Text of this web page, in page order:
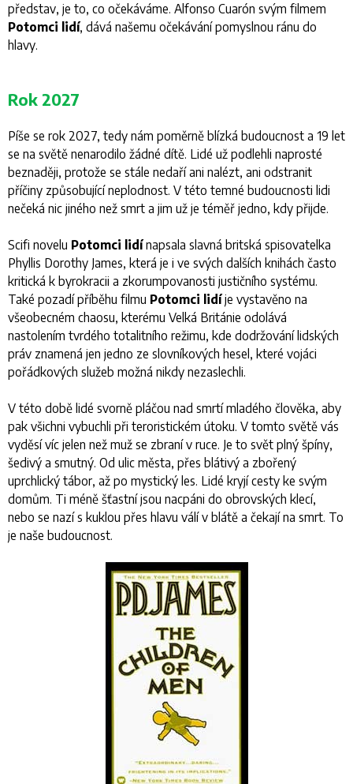
představ, je to, co očekáváme. Alfonso Cuarón svým filmem
Potomci lidí, dává našemu očekávání pomyslnou ránu do
hlavy.
Rok 2027
Píše se rok 2027, tedy nám poměrně blízká budoucnost a 19 let
se na světě nenarodilo žádné dítě. Lidé už podlehli naprosté
beznaději, protože se stále nedaří ani nalézt, ani odstranit
příčiny způsobující neplodnost. V této temné budoucnosti lidi
nečeká nic jiného než smrt a jim už je téměř jedno, kdy přijde.
Scifi novelu Potomci lidínapsala slavná britská spisovatelka
Phyllis Dorothy James, která je i ve svých dalších knihách často
kritická k byrokracii a zkorumpovanosti justičního systému.
Také pozadí příběhu filmu Potomci lidíje vystavěno na
všeobecném chaosu, kterému Velká Británie odolává
nastolením tvrdého totalitního režimu, kde dodržování lidských
práv znamená jen jedno ze slovníkových hesel, které vojáci
pořádkových služeb možná nikdy nezaslechli.
V této době lidé svorně pláčou nad smrtí mladého člověka, aby
pak všichni vybuchli při teroristickém útoku. V tomto světě vás
vyděsí víc jelen než muž se zbraní v ruce. Je to svět plný špíny,
šedivý a smutný. Od ulic města, přes blátivý a zbořený
uprchlický tábor, až po mystický les. Lidé kryjí cesty ke svým
domům. Ti méně šťastní jsou nacpáni do obrovských klecí,
nebo se nazí s kuklou přes hlavu válí v blátě a čekají na smrt. To
je naše budoucnost.